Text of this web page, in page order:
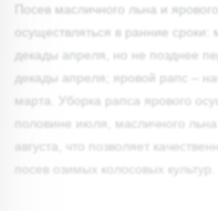
Посев масличного льна и
осуществляться в ранние
декады апреля, но не позднее
декады апреля; яровой рапс –
марта. Уборка рапса ярового
половине июля, масличного
августа, что позволяет
посев озимых колосовых культур.